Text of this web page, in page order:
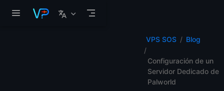
VPS SOS Blog
Configuración de un
Servidor Dedicado de
Palworld